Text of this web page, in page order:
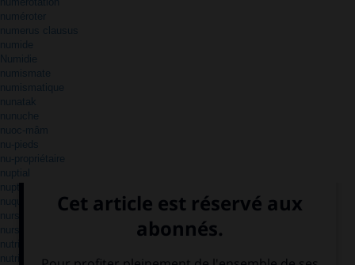
numéroter
numerus clausus
numide
Numidie
numismate
numismatique
nunatak
nunuche
nuoc-mâm
nu-pieds
nu-propriétaire
nuptial
nuptialité
nuque
nurse
nursery
nutriment
nutrithérapie